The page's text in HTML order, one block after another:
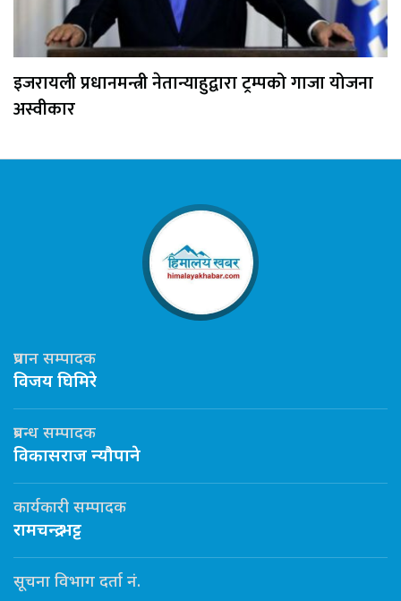
इजरायली प्रधानमन्त्री नेतान्याहुद्वारा ट्रम्पको गाजा योजना
अस्वीकार
प्रधान सम्पादक
विजय घिमिरे
प्रबन्ध सम्पादक
विकासराज न्यौपाने
कार्यकारी सम्पादक
रामचन्द्र भट्ट
सूचना विभाग दर्ता नं.